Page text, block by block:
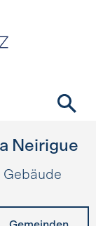
Neirigue